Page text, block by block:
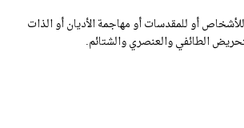
أو للمقدسات أو مهاجمة الأديان أو الذات
الطائفي والعنصري والشتائم.